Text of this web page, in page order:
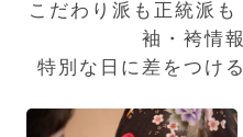
こだわり派も正統派も
袖・袴情
特別な日に差をつけ